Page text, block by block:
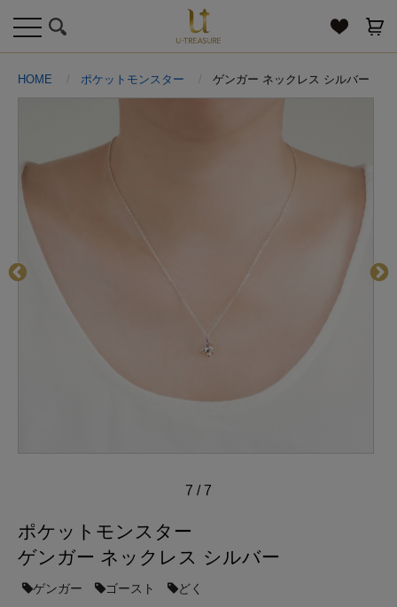
toggle
navigation
HOME ポケットモンスター ゲンガー ネックレス シルバー
7 / 7
ポケットモンスター
ゲンガー ネックレス シルバー
ゲンガー ゴースト
どく